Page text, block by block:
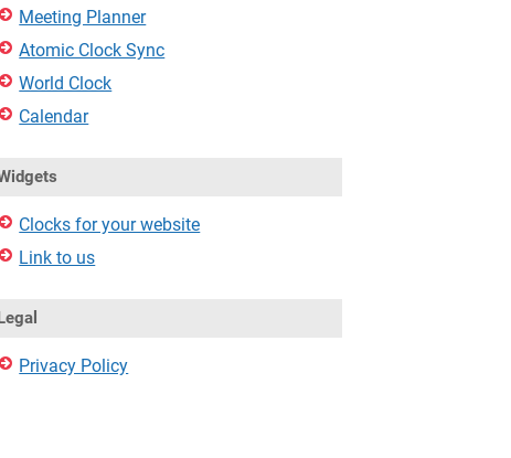
Meeting Planner
Atomic Clock Sync
World Clock
Calendar
Clocks for your website
Link to us
Privacy Policy